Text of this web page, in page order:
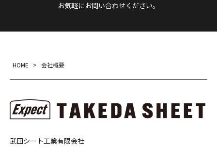
お気軽にお問い合わせください。
HOME > 会社概要
武田シート工業有限会社